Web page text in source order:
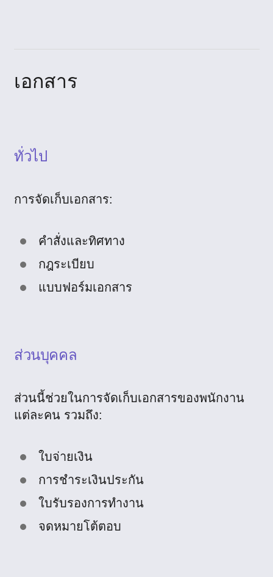
เอกสาร
ทั่วไป
การจัดเก็บเอกสาร:
คำสั่งและทิศทาง
กฎระเบียบ
แบบฟอร์มเอกสาร
ส่วนบุคคล
ส่วนนี้ช่วยในการจัดเก็บเอกสารของพนักงาน
แต่ละคน รวมถึง:
ใบจ่ายเงิน
การชำระเงินประกัน
ใบรับรองการทำงาน
จดหมายโต้ตอบ